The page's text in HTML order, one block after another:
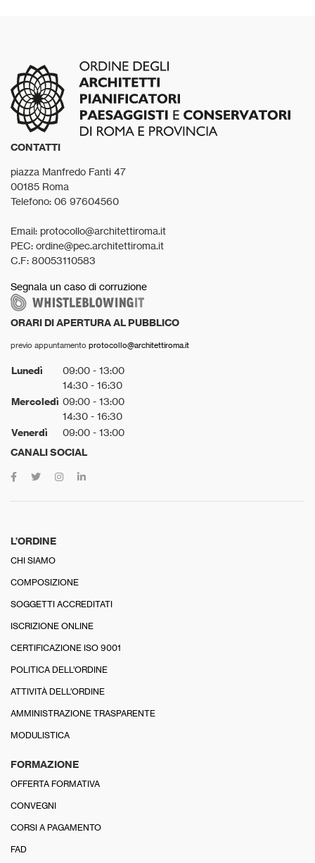
CONTATTI
piazza Manfredo Fanti 47
00185 Roma
Telefono: 06 97604560
Email: protocollo@architettiroma.it
PEC: ordine@pec.architettiroma.it
C.F: 80053110583
Segnala un caso di corruzione
ORARI DI APERTURA AL PUBBLICO
previo appuntamento protocollo@architettiroma.it
Lunedì
09:00 - 13:00
14:30 - 16:30
Mercoledì 09:00 - 13:00
14:30 - 16:30
Venerdì 09:00 - 13:00
CANALI SOCIAL
L’ORDINE
CHI SIAMO
COMPOSIZIONE
SOGGETTI ACCREDITATI
ISCRIZIONE ONLINE
CERTIFICAZIONE ISO 9001
POLITICA DELL’ORDINE
ATTIVITÀ DELL’ORDINE
AMMINISTRAZIONE TRASPARENTE
MODULISTICA
FORMAZIONE
OFFERTA FORMATIVA
CONVEGNI
CORSI A PAGAMENTO
FAD